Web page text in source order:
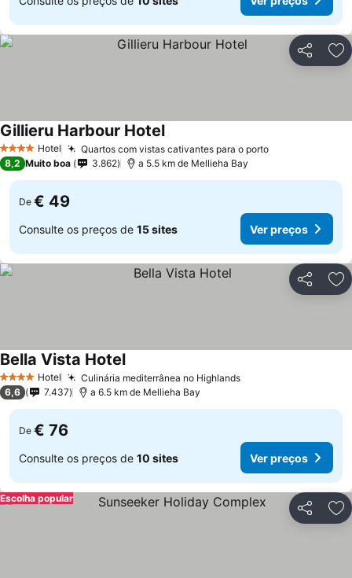
Partilhar
4 EstrelasHotel Quartos com vistas cativantes para o porto
Gillieru Harbour Hotel
8,2 Muito boa 3.862 a 5.5 km de Mellieha Bay
De € 49
Consulte os preços de 15 sites Ver preços
Partilhar
4 EstrelasHotel Culinária mediterrânea no Highlands
Bella Vista Hotel
6,6 7.437 a 6.5 km de Mellieha Bay
De € 76
Consulte os preços de 10 sites Ver preços
Partilhar
Escolha popular